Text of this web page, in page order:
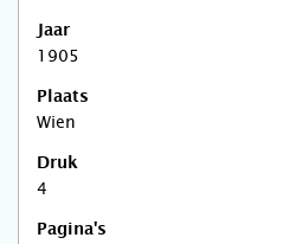
Jaar
1905
Plaats
Wien
Druk
4
Pagina's